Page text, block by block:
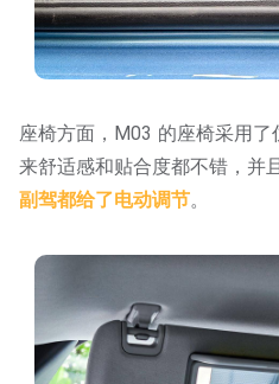
座椅方面，M03 的座椅采用
来舒适感和贴合度都不错，并且
副驾都给了电动调节。